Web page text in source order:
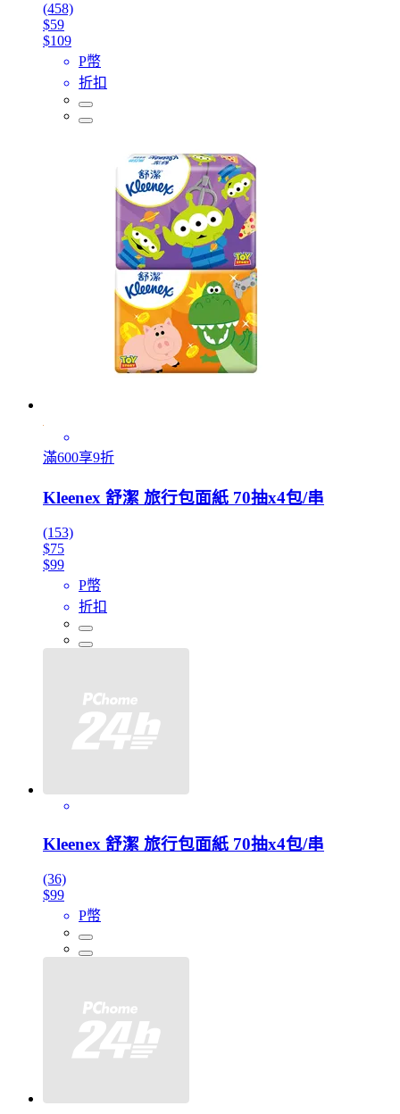
(458)
$59
$109
P幣
折扣
滿600享9折
Kleenex 舒潔 旅行包面紙 70抽x4包/串
(153)
$75
$99
P幣
折扣
Kleenex 舒潔 旅行包面紙 70抽x4包/串
(36)
$99
P幣